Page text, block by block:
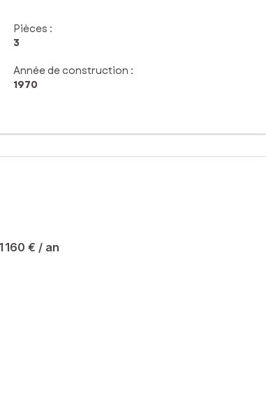
Pièces :
3
Année de construction :
1970
1 160 € / an